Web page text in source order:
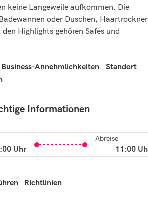
keine Langeweile aufkommen. Die
oder Duschen, Haartrockner
Highlights gehören Safes und
Business-Annehmlichkeiten
Standort
Informationen
Uhr
Abreise
11:00
Richtlinien